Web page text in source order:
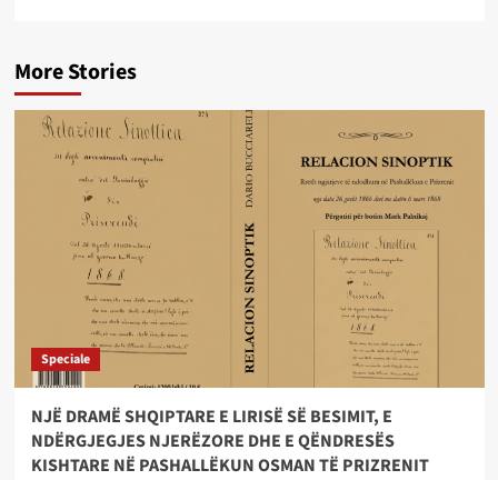
More Stories
Speciale
NJË DRAMË SHQIPTARE E LIRISË SË BESIMIT, E
NDËRGJEGJES NJERËZORE DHE E QËNDRESËS
KISHTARE NË PASHALLËKUN OSMAN TË PRIZRENIT